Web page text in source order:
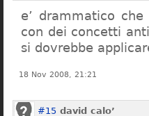
e’ drammatico
con dei concetti
si dovrebbe
18 Nov 2008, 21:21
#15 david calo’